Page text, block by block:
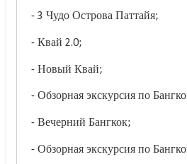
- 3 Чудо Острова Паттайя;
- Квай 2.0;
- Новый Квай;
- Обзорная экскурсия по
- Вечерний Бангкок;
- Обзорная экскурсия по